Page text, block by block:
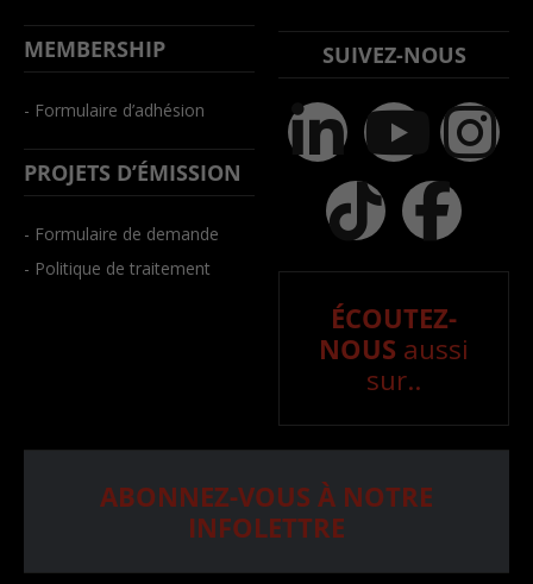
MEMBERSHIP
- Formulaire d’adhésion
PROJETS D’ÉMISSION
- Formulaire de demande
- Politique de traitement
SUIVEZ-NOUS
ÉCOUTEZ-
NOUS aussi
sur..
ABONNEZ-VOUS À NOTRE
INFOLETTRE